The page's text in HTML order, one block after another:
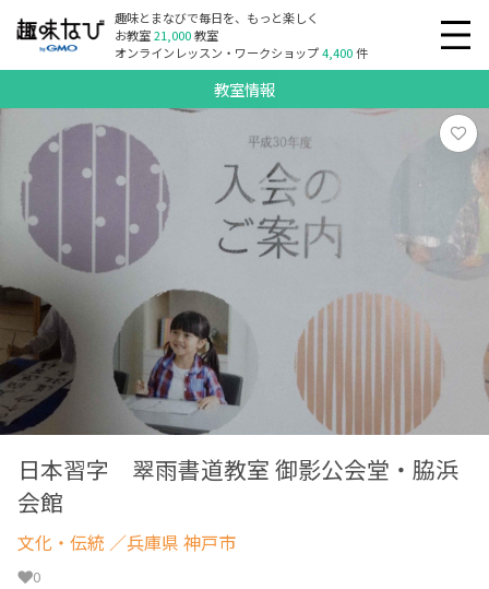
趣味とまなびで毎日を、もっと楽しく
お教室21,000教室
オンラインレッスン・ワークショップ4,400件
教室情報
日本習字 翠雨書道教室 御影公会堂・脇浜
会館
文化・伝統 ／兵庫県 神戸市
0